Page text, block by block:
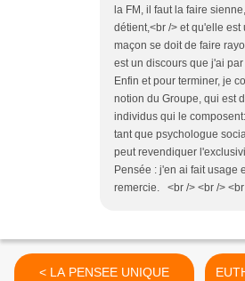
la FM, il faut la faire
détient,<br /> et qu'elle
maçon se doit de faire
est un discours que j'ai
Enfin et pour terminer, je
notion du Groupe, qui est
individus qui le
tant que psychologue
peut revendiquer
Pensée : j'en ai fait usage
remercie. <br /> <br /> <br
< LA PENSEE UNIQUE